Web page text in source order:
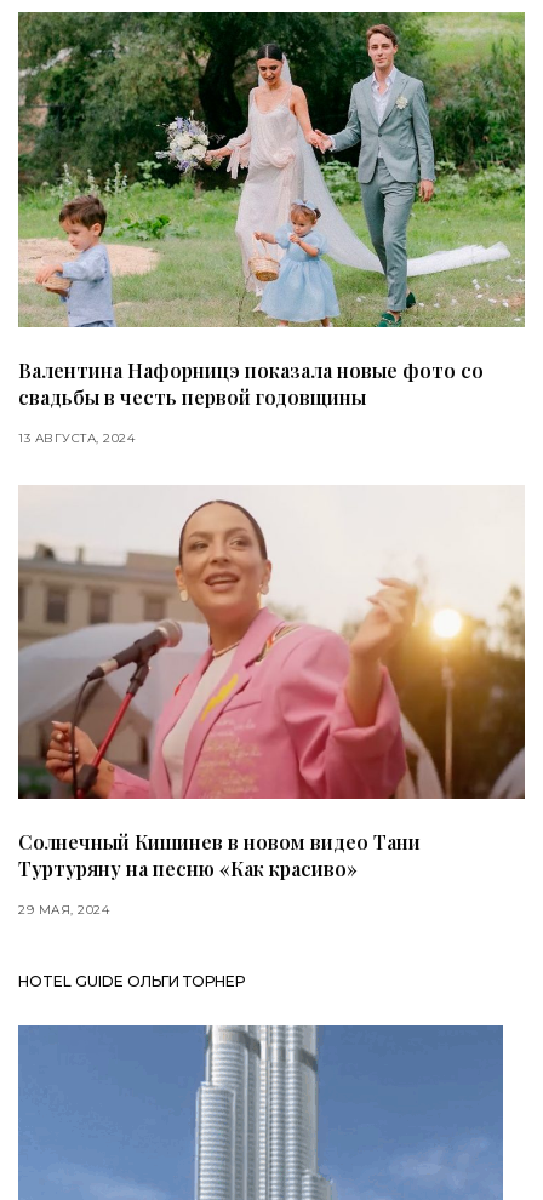
Валентина Нафорницэ показала новые фото со
свадьбы в честь первой годовщины
13 АВГУСТА, 2024
Солнечный Кишинев в новом видео Тани
Туртуряну на песню «Как красиво»
29 МАЯ, 2024
HOTEL GUIDE ОЛЬГИ ТОРНЕР